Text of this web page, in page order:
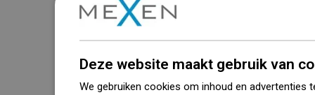
Deze website maakt gebruik van
We gebruiken cookies om inhoud en advertenties